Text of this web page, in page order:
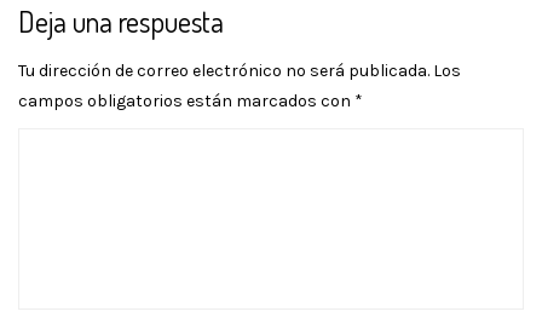
Deja una respuesta
Tu dirección de correo electrónico no será publicada. Los
campos obligatorios están marcados con *